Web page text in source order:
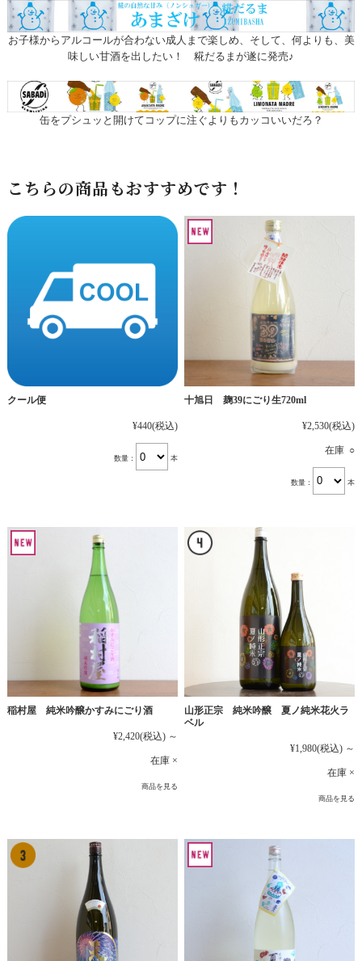
お子様からアルコールが合わない成人まで楽しめ、そして、何よりも、美
味しい甘酒を出したい！ 糀だるまが遂に発売♪
缶をプシュッと開けてコップに注ぐよりもカッコいいだろ？
こちらの商品もおすすめです！
クール便
¥440(税込)
数量： 本
十旭日 麹39にごり生720ml
¥2,530(税込)
在庫 ○
数量： 本
稲村屋 純米吟醸かすみにごり酒
¥2,420(税込) ～
在庫 ×
商品を見る
山形正宗 純米吟醸 夏ノ純米花火ラ
ベル
¥1,980(税込) ～
在庫 ×
商品を見る